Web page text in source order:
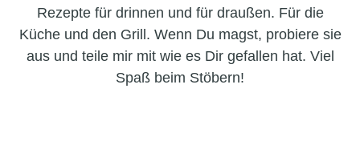
Rezepte für drinnen und für draußen. Für die
Küche und den Grill. Wenn Du magst, probiere sie
aus und teile mir mit wie es Dir gefallen hat. Viel
Spaß beim Stöbern!